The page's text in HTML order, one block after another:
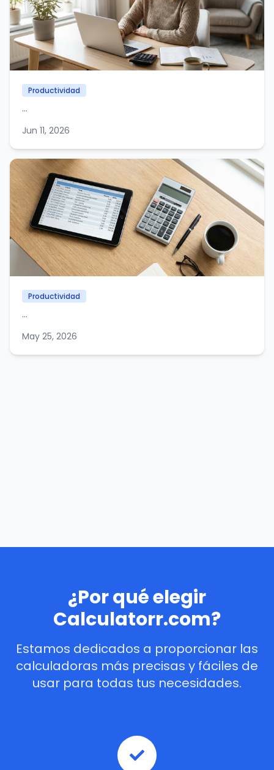
Productividad
...
Jun 11, 2026
Productividad
...
May 25, 2026
¿Por qué elegir
Calculatorr.com?
Estamos dedicados a proporcionar las
calculadoras más precisas y fáciles de
usar para todas tus necesidades.